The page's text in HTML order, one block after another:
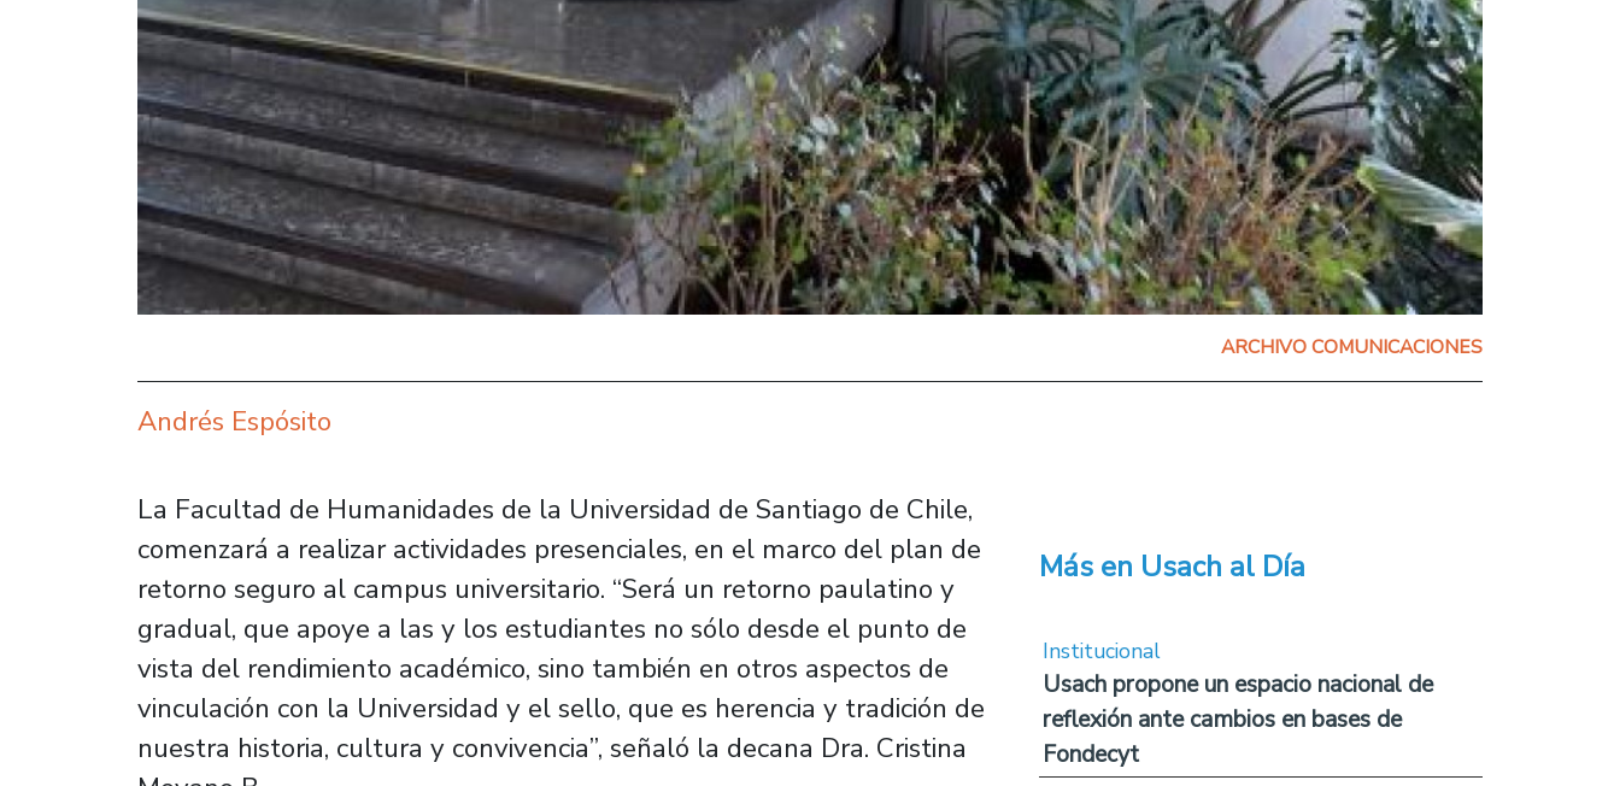
ARCHIVO COMUNICACIONES
Andrés Espósito
La Facultad de Humanidades de la Universidad de Santiago de Chile,
comenzará a realizar actividades presenciales, en el marco del plan de
retorno seguro al campus universitario. “Será un retorno paulatino y
gradual, que apoye a las y los estudiantes no sólo desde el punto de
vista del rendimiento académico, sino también en otros aspectos de
vinculación con la Universidad y el sello, que es herencia y tradición de
nuestra historia, cultura y convivencia”, señaló la decana Dra. Cristina
Más en Usach al Día
Institucional
Usach propone un espacio nacional de
reflexión ante cambios en bases de
Fondecyt